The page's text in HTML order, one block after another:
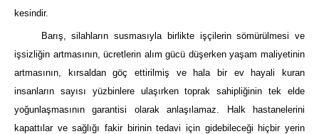
kesindir.
Barış, silahların susmasıyla birlikte işçilerin sömürülmesi ve
işsizliğin artmasının, ücretlerin alım gücü düşerken yaşam maliyetinin
artmasının, kırsaldan göç ettirilmiş ve hala bir ev hayali kuran
insanların sayısı yüzbinlere ulaşırken toprak sahipliğinin tek elde
yoğunlaşmasının garantisi olarak anlaşılamaz. Halk hastanelerini
kapattılar ve sağlığı fakir birinin tedavi için gidebileceği hiçbir yerin